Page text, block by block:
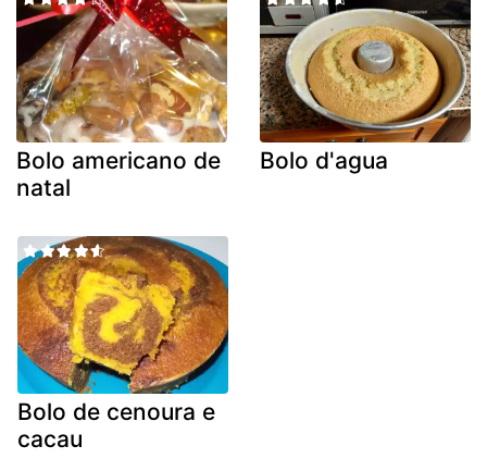
Bolo americano de
natal
Bolo d'agua
Bolo de cenoura e
cacau